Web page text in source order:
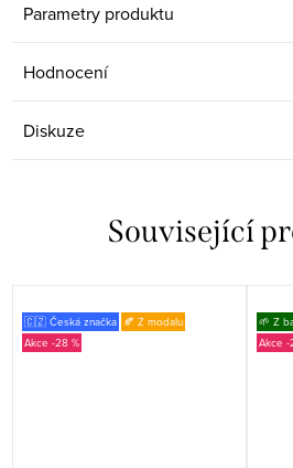
Parametry produktu
Hodnocení
Diskuze
Související
🇨🇿 Česká značka 🍂 Z modalu
-28 %
🌱 Z
-